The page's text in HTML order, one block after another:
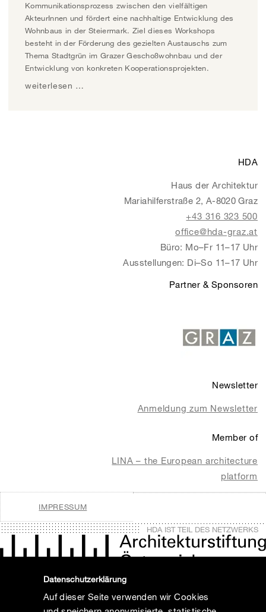
Kommunikationsprozess zwischen den vielfältigen
AkteurInnen und fördert eine nachhaltige Entwicklung des
Wohnbaus in der Steiermark. Ziel dieses Workshops
besteht in der Förderung des gezielten Austauschs zum
Thema Stadtgrün im Grazer Geschoßwohnbau und der
Entwicklung von konkreten Kooperationsprojekten.
weiterlesen …
HDA
Haus der Architektur
Mariahilferstraße 2, A-8020 Graz
+43 316 323 500
office@hda-graz.at
Büro: Mo–Fr 11–17 Uhr
Ausstellungen: Di–So 11–17 Uhr
Partner & Sponsoren
Newsletter
Anmeldung zum Newsletter
Member of
LINA – the European architecture
platform
IMPRESSUM
HDA IST TEIL DES NETZWERKS
Datenschutzerklärung
Auf dieser Seite verwenden wir Cookies